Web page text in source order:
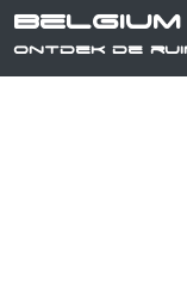
Belgium
Ontdek de